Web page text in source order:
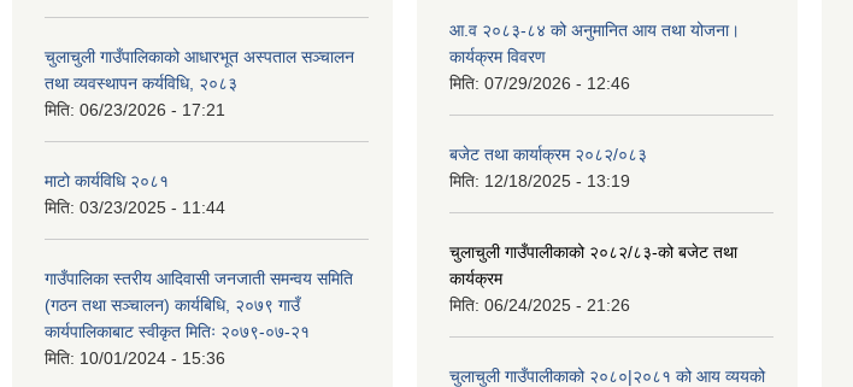
चुलाचुली गाउँपालिकाको आधारभूत अस्पताल सञ्चालन
तथा व्यवस्थापन कर्यविधि, २०८३
मिति: 06/23/2026 - 17:21
माटो कार्यविधि २०८१
मिति: 03/23/2025 - 11:44
गाउँपालिका स्तरीय आदिवासी जनजाती समन्वय समिति
(गठन तथा सञ्चालन) कार्यबिधि, २०७९ गाउँ
कार्यपालिकाबाट स्वीकृत मितिः २०७९-०७-२१
मिति: 10/01/2024 - 15:36
आ.व २०८३-८४ को अनुमानित आय तथा योजना।
कार्यक्रम विवरण
मिति: 07/29/2026 - 12:46
बजेट तथा कार्याक्रम २०८२/०८३
मिति: 12/18/2025 - 13:19
चुलाचुली गाउँपालीकाको २०८२/८३-को बजेट तथा
कार्यक्रम
मिति: 06/24/2025 - 21:26
चुलाचुली गाउँपालीकाको २०८०|२०८१ को आय व्ययको